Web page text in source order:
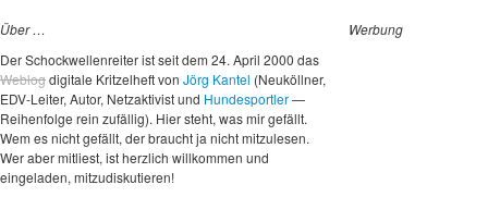
Über …
Der Schockwellenreiter ist seit dem 24. April 2000 das
Weblogdigitale Kritzelheft von Jörg Kantel (Neuköllner,
EDV-Leiter, Autor, Netzaktivist und Hundesportler—
Reihenfolge rein zufällig). Hier steht, was mir gefällt.
Wem es nicht gefällt, der braucht ja nicht mitzulesen.
Wer aber mitliest, ist herzlich willkommen und
eingeladen, mitzudiskutieren!
Werbung